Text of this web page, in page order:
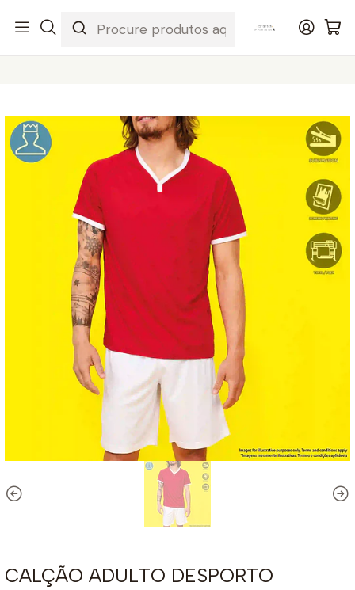
DESPORTO CALÇÃO ADULTO DESPORTO
CALÇÃO ADULTO DESPORTO